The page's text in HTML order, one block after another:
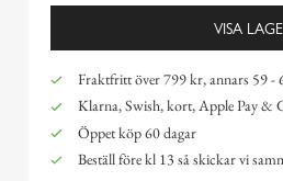
VISA
Fraktfritt över 799 kr, annars 59 -
Klarna, Swish, kort, Apple Pay &
Öppet köp 60 dagar
Beställ före kl 13 så skickar vi